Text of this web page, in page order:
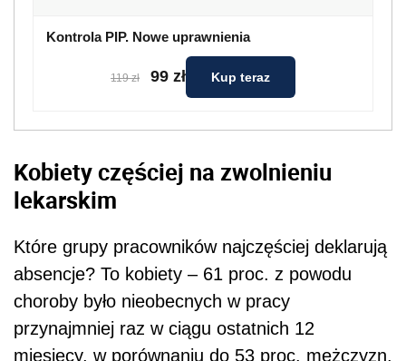
Kontrola PIP. Nowe uprawnienia
119 zł 99 zł Kup teraz
Kobiety częściej na zwolnieniu
lekarskim
Które grupy pracowników najczęściej deklarują
absencje? To kobiety – 61 proc. z powodu
choroby było nieobecnych w pracy
przynajmniej raz w ciągu ostatnich 12
miesięcy, w porównaniu do 53 proc. mężczyzn.